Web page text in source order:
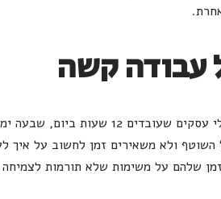
עבודה קשה
כספי רואה את זה כל הזמן. בעלי
השוטף ולא משאירים זמן לחשוב על איך